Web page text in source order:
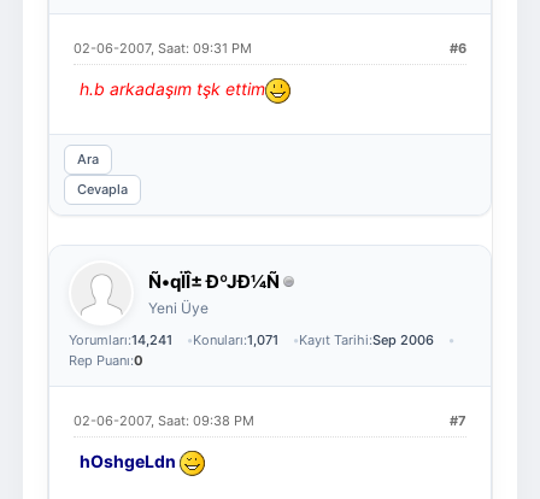
#6
02-06-2007, Saat: 09:31 PM
h.b arkadaşım tşk ettim
Ara
Cevapla
Ñ•qÏÎ± ÐºJÐ¼Ñ
Yeni Üye
Yorumları:14,241 Konuları:1,071 Kayıt Tarihi:Sep 2006
Rep Puanı:0
#7
02-06-2007, Saat: 09:38 PM
hOshgeLdn